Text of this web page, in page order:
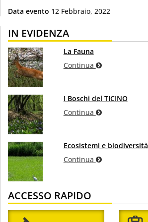
Data evento 12 Febbraio, 2022
IN EVIDENZA
La Fauna
Continua
I Boschi del TICINO
Continua
Ecosistemi e biodiversità
Continua
ACCESSO RAPIDO